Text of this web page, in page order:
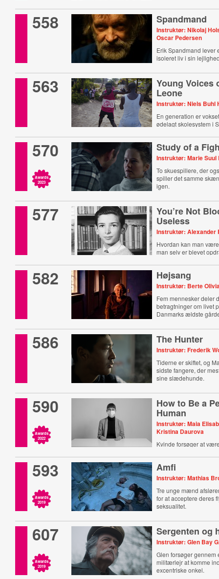
558 Spandmand
Instruktør: Nikolaj
Oscar Pedersen
Erik Spandmand lever
isoleret liv i sin
563 Young Voices
Leone
Instruktør: Niels Buhl
En generation er
ødelagt skolesystem i
570
Awards
2023
Study of a
Instruktør: Marie
To skuespillere, der
spiller det samme
igen.
577 You’re Not
Useless
Instruktør: Alexander
Hvordan kan man
man selv er blevet
582 Højsang
Instruktør: Berte
Fem mennesker deler
betragtninger om livet
Danmarks ældste
586 The Hunter
Instruktør: Frederik
Tiderne er skiftet, og
sidste fangere, der
sine slædehunde.
590
Awards
2022
How to Be a
Human
Instruktør: Maia
Kristina Daurova
Kvinde forsøger at
593
Awards
2019
Amfi
Instruktør: Mathias
Tre unge mænd
for at acceptere deres
seksualitet.
607
Awards
2019
Sergenten og
Instruktør: Glen Bay
Glen forsøger gennem
militærlejr at komme
excentriske onkel.